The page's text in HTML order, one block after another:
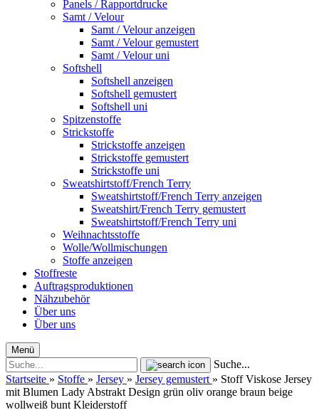
Panels / Rapportdrucke
Samt / Velour
Samt / Velour anzeigen
Samt / Velour gemustert
Samt / Velour uni
Softshell
Softshell anzeigen
Softshell gemustert
Softshell uni
Spitzenstoffe
Strickstoffe
Strickstoffe anzeigen
Strickstoffe gemustert
Strickstoffe uni
Sweatshirtstoff/French Terry
Sweatshirtstoff/French Terry anzeigen
Sweatshirt/French Terry gemustert
Sweatshirtstoff/French Terry uni
Weihnachtsstoffe
Wolle/Wollmischungen
Stoffe anzeigen
Stoffreste
Auftragsproduktionen
Nähzubehör
Über uns
Über uns
Menü
Suche...
Startseite » Stoffe » Jersey » Jersey gemustert » Stoff Viskose Jersey
mit Blumen Lady Abstrakt Design grün oliv orange braun beige
wollweiß bunt Kleiderstoff